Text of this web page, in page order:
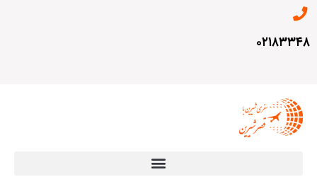
۰۲۱۸۳۳۴۸